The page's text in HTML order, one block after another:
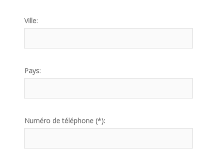
Ville:
Pays:
Numéro de téléphone (*):